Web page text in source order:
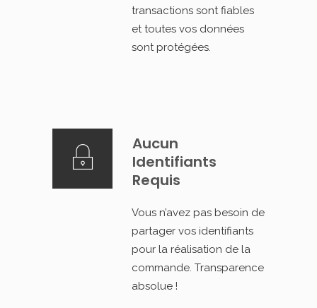
transactions sont fiables
et toutes vos données
sont protégées.
Aucun
Identifiants
Requis
Vous n’avez pas besoin de
partager vos identifiants
pour la réalisation de la
commande. Transparence
absolue !